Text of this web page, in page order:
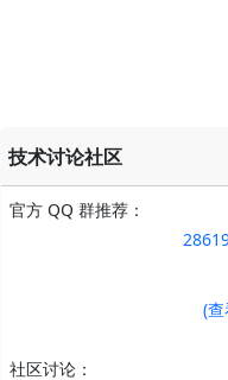
技术讨论社区
官方 QQ 群推荐：
(
社区讨论：